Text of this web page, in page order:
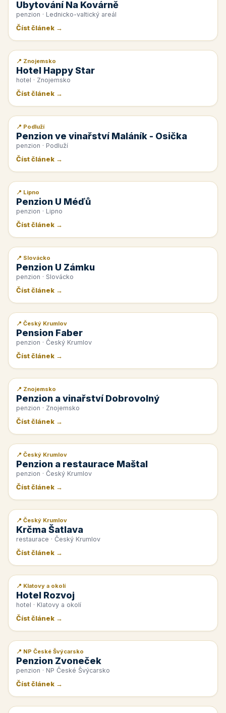
Ubytování Na Kovárně
penzion · Lednicko-valtický areál
Číst článek →
📰 PR článek
📍 Znojemsko
Hotel Happy Star
hotel · Znojemsko
Číst článek →
📰 PR článek
📍 Podluží
Penzion ve vinařství Maláník - Osička
penzion · Podluží
Číst článek →
📰 PR článek
📍 Lipno
Penzion U Méďů
penzion · Lipno
Číst článek →
📰 PR článek
📍 Slovácko
Penzion U Zámku
penzion · Slovácko
Číst článek →
📰 PR článek
📍 Český Krumlov
Pension Faber
penzion · Český Krumlov
Číst článek →
📰 PR článek
📍 Znojemsko
Penzion a vinařství Dobrovolný
penzion · Znojemsko
Číst článek →
📰 PR článek
📍 Český Krumlov
Penzion a restaurace Maštal
penzion · Český Krumlov
Číst článek →
📰 PR článek
📍 Český Krumlov
Krčma Šatlava
restaurace · Český Krumlov
Číst článek →
📰 PR článek
📍 Klatovy a okolí
Hotel Rozvoj
hotel · Klatovy a okolí
Číst článek →
📰 PR článek
📍 NP České Švýcarsko
Penzion Zvoneček
penzion · NP České Švýcarsko
Číst článek →